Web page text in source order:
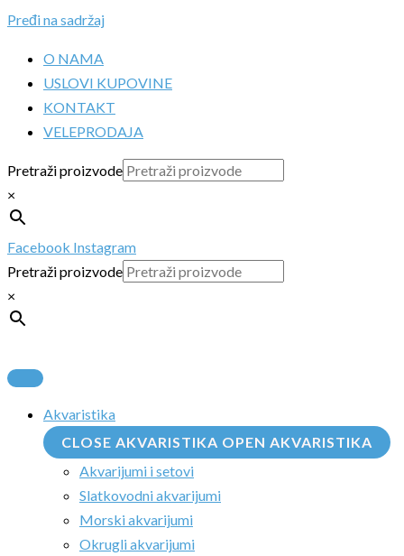
Pređi na sadržaj
O NAMA
USLOVI KUPOVINE
KONTAKT
VELEPRODAJA
Pretraži proizvode
×
Facebook Instagram
Pretraži proizvode
×
Akvaristika
CLOSE AKVARISTIKA OPEN AKVARISTIKA
Akvarijumi i setovi
Slatkovodni akvarijumi
Morski akvarijumi
Okrugli akvarijumi